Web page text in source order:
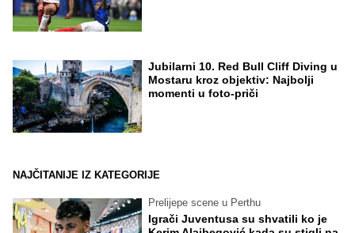
Jubilarni 10. Red Bull Cliff Diving u
Mostaru kroz objektiv: Najbolji
momenti u foto-priči
NAJČITANIJE IZ KATEGORIJE
Prelijepe scene u Perthu
Igrači Juventusa su shvatili ko je